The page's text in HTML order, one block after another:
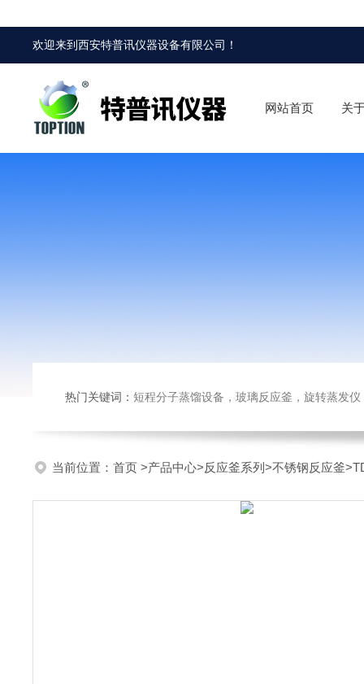
欢迎来到西安特普讯仪器设备有限公司 ！
网站首页 关
热门关键词： 短程分子蒸馏设备，玻璃反应釜，旋转蒸发
当前位置： 首页 >产品中心>反应釜系列 >不锈钢反应釜